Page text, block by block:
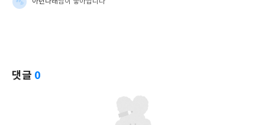
님이 좋아합니다
댓글 0